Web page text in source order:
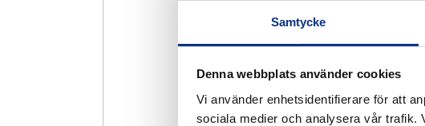
Samtycke
Denna webbplats använder cookies
Vi använder enhetsidentifierare för att
sociala medier och analysera vår trafik.